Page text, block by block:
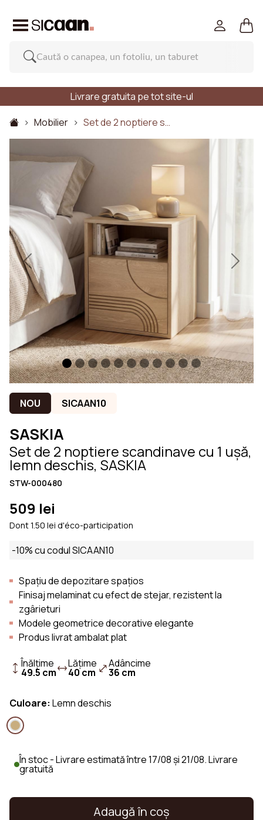
Livrare gratuita pe tot site-ul
Mobilier
Set de 2 noptiere s…
Previous Next
NOU SICAAN10
SASKIA
Set de 2 noptiere scandinave cu 1 ușă,
lemn deschis, SASKIA
STW-000480
509 lei
Dont 1.50 lei d'éco-participation
-10% cu codul SICAAN10
Spațiu de depozitare spațios
Finisaj melaminat cu efect de stejar, rezistent la
zgârieturi
Modele geometrice decorative elegante
Produs livrat ambalat plat
Înălţime
49.5 cm
Lăţime
40 cm
Adâncime
36 cm
Culoare: Lemn deschis
În stoc - Livrare estimată între 17/08 și 21/08. Livrare
gratuită
Adaugă în coş